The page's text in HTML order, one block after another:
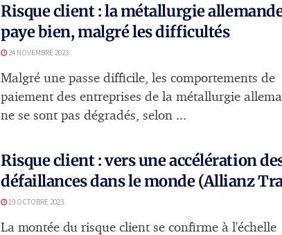
Risque client : la métallurgie
paye bien, malgré les difficultés
24 NOVEMBRE 2023
Malgré une passe difficile, les comportements de
paiement des entreprises de la métallurgie
ne se sont pas dégradés, selon ...
Risque client : vers une accélération
défaillances dans le monde (Allianz
19 OCTOBRE 2023
La montée du risque client se confirme à l'échelle